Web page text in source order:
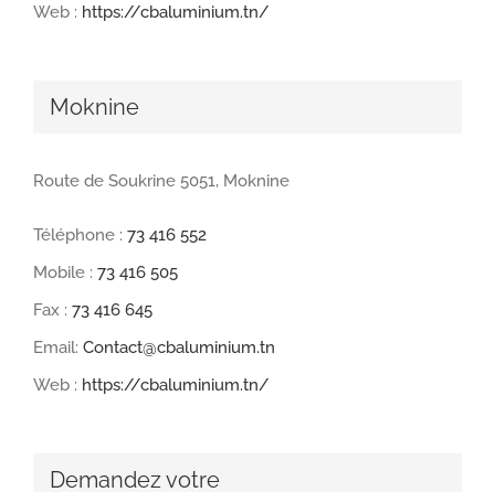
Web : https://cbaluminium.tn/
Moknine
Route de Soukrine 5051, Moknine
Téléphone : 73 416 552
Mobile : 73 416 505
Fax : 73 416 645
Email: Contact@cbaluminium.tn
Web : https://cbaluminium.tn/
Demandez votre